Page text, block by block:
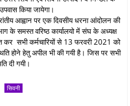
किया जायेगा।
आह्वान पर एक दिवसीय धरना आंदोलन की
के समस्त वरिष्ठ कार्यालयो में संघ के अध्यक्ष
कर सभी कर्मचारियों से 13 फरवरी 2021 को
होने हेतु अपील भी की गयी है। जिस पर सभी
दी गयी।
सिवनी